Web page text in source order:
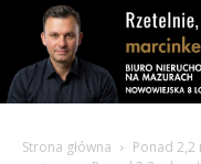
Strona główna
Ponad 2,2